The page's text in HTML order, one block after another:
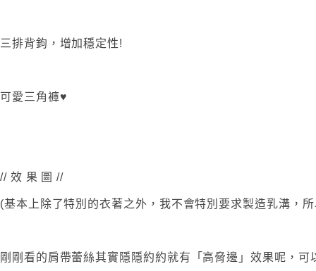
三排背鉤，增加穩定性!
可愛三角褲♥
// 效 果 圖 //
(基本上除了特別的衣著之外，我不會特別要求製造乳溝，
剛剛看的肩帶蕾絲其實隱隱約約就有「高脅邊」效果呢，